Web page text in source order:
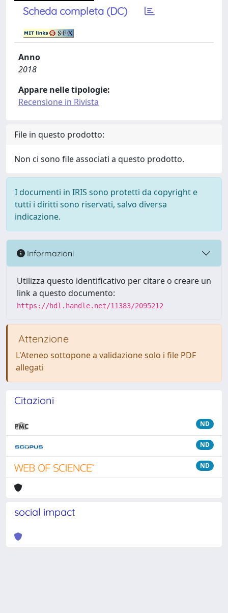
Scheda completa (DC)
Anno
2018
Appare nelle tipologie:
Recensione in Rivista
File in questo prodotto:
Non ci sono file associati a questo prodotto.
I documenti in IRIS sono protetti da copyright e
tutti i diritti sono riservati, salvo diversa
indicazione.
Informazioni
Utilizza questo identificativo per citare o creare un
link a questo documento:
https://hdl.handle.net/11383/2095212
Attenzione
L'Ateneo sottopone a validazione solo i file PDF
allegati
Citazioni
ND
ND
ND
social impact